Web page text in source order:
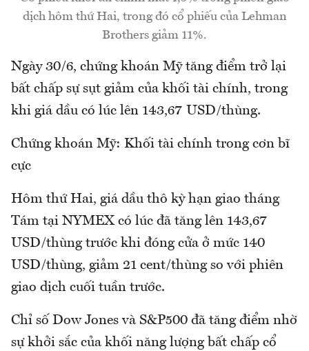
dịch hôm thứ Hai, trong đó cổ phiếu của Lehman
Brothers giảm 11%.
Ngày 30/6, chứng khoán Mỹ tăng điểm trở lại
bất chấp sự sụt giảm của khối tài chính, trong
khi giá dầu có lúc lên 143,67 USD/thùng.
Chứng khoán Mỹ: Khối tài chính trong cơn bĩ
cực
Hôm thứ Hai, giá dầu thô kỳ hạn giao tháng
Tám tại NYMEX có lúc đã tăng lên 143,67
USD/thùng trước khi đóng cửa ở mức 140
USD/thùng, giảm 21 cent/thùng so với phiên
giao dịch cuối tuần trước.
Chỉ số Dow Jones và S&P500 đã tăng điểm nhờ
sự khởi sắc của khối năng lượng bất chấp cổ